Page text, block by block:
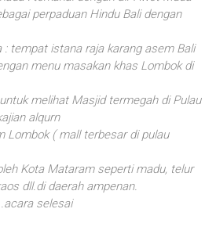
perpaduan Hindu Bali dengan
: tempat istana raja karang asem Bali
menu masakan khas Lombok di
melihat Masjid termegah di Pulau
alqurn
Lombok ( mall terbesar di pulau
Kota Mataram seperti madu, telur
dll.di daerah ampenan.
selesai